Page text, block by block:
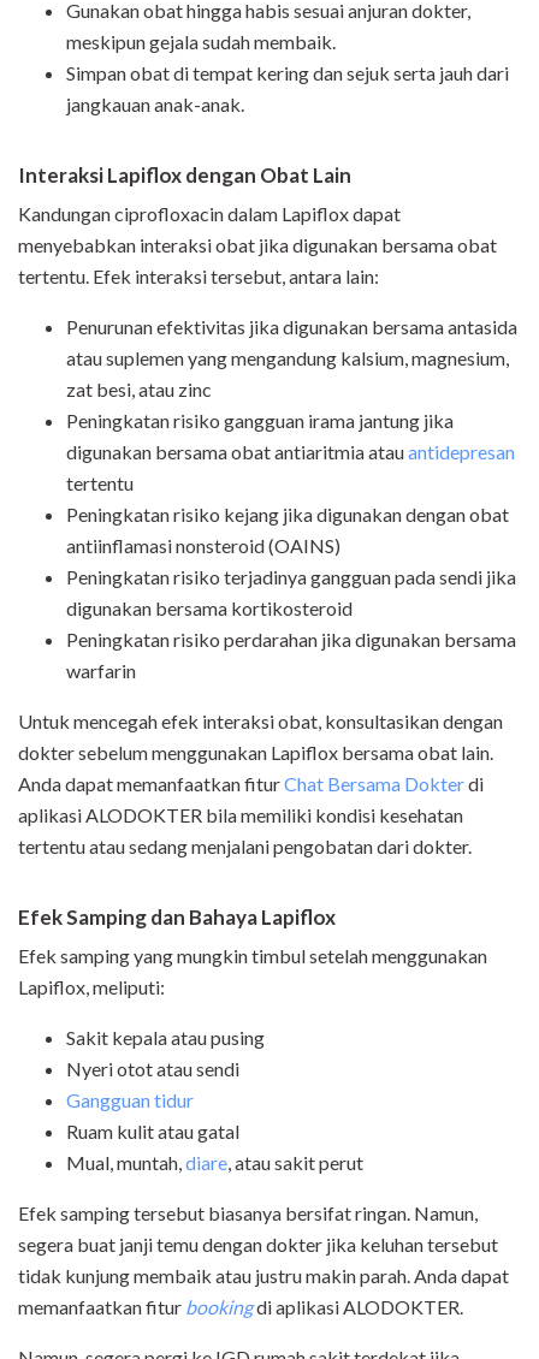
Gunakan obat hingga habis sesuai anjuran dokter,
meskipun gejala sudah membaik.
Simpan obat di tempat kering dan sejuk serta jauh dari
jangkauan anak-anak.
Interaksi Lapiflox dengan Obat Lain
Kandungan ciprofloxacin dalam Lapiflox dapat
menyebabkan interaksi obat jika digunakan bersama obat
tertentu. Efek interaksi tersebut, antara lain:
Penurunan efektivitas jika digunakan bersama antasida
atau suplemen yang mengandung kalsium, magnesium,
zat besi, atau zinc
Peningkatan risiko gangguan irama jantung jika
digunakan bersama obat antiaritmia atauantidepresan
tertentu
Peningkatan risiko kejang jika digunakan dengan obat
antiinflamasi nonsteroid (OAINS)
Peningkatan risiko terjadinya gangguan pada sendi jika
digunakan bersama kortikosteroid
Peningkatan risiko perdarahan jika digunakan bersama
warfarin
Untuk mencegah efek interaksi obat, konsultasikan dengan
dokter sebelum menggunakan Lapiflox bersama obat lain.
Anda dapat memanfaatkan fiturChat Bersama Dokterdi
aplikasi ALODOKTER bila memiliki kondisi kesehatan
tertentu atau sedang menjalani pengobatan dari dokter.
Efek Samping dan Bahaya Lapiflox
Efek samping yang mungkin timbul setelah menggunakan
Lapiflox, meliputi:
Sakit kepala atau pusing
Nyeri otot atau sendi
Gangguan tidur
Ruam kulit atau gatal
Mual, muntah,diare, atau sakit perut
Efek samping tersebut biasanya bersifat ringan. Namun,
segera buat janji temu dengan dokter jika keluhan tersebut
tidak kunjung membaik atau justru makin parah. Anda dapat
memanfaatkan fitur bookingdi aplikasi ALODOKTER.